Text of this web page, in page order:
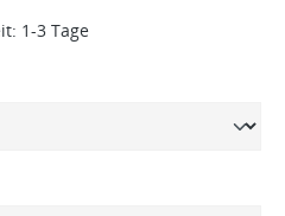
1-3 Tage